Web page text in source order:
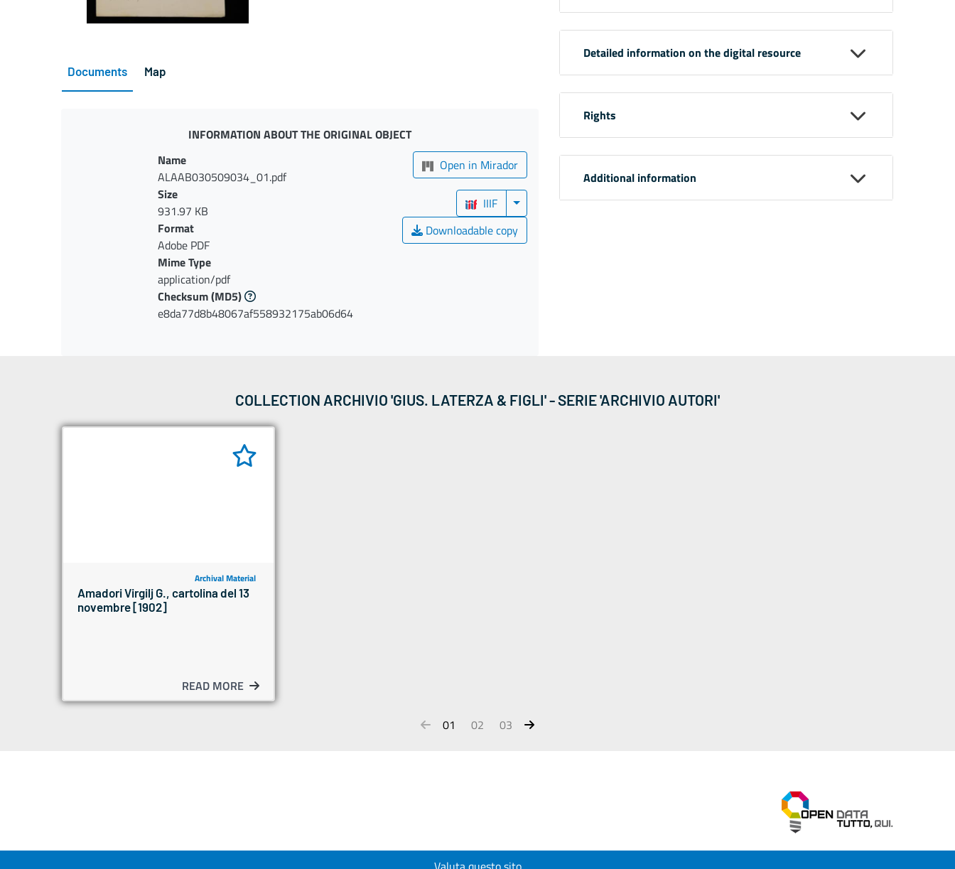
Documents Map
INFORMATION ABOUT THE ORIGINAL OBJECT
Open in Mirador
IIIF
Downloadable copy
Name
ALAAB030509034_01.pdf
Size
931.97 KB
Format
Adobe PDF
Mime Type
application/pdf
Checksum(MD5)
e8da77d8b48067af558932175ab06d64
Detailed information on the digital resource
Rights
Additional information
COLLECTION ARCHIVIO 'GIUS. LATERZA & FIGLI' - SERIE 'ARCHIVIO AUTORI'
Archival Material
Amadori Virgilj G., cartolina del 13
novembre [1902]
READ MORE
01 02 03